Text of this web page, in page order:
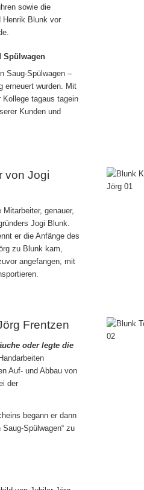
sowie die
Henrik Blunk vor
Spülwagen
Saug-Spülwagen –
erneuert wurden. Mit
tagaus tagein
Kunden und
von Jogi
genauer,
Jogi Blunk.
er die Anfänge des
zu Blunk kam,
angefangen, mit
Frentzen
oder legte die
Auf- und Abbau von
der
begann er dann
Spülwagen“ zu